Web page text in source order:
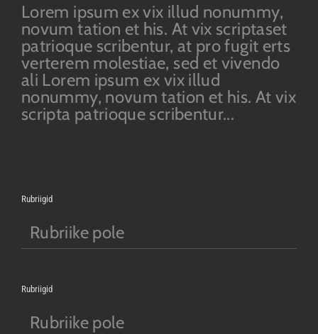
Lorem ipsum ex vix illud nonummy,
novum tation et his. At vix scriptaset
patrioque scribentur, at pro fugit erts
verterem molestiae, sed et vivendo
ali Lorem ipsum ex vix illud
nonummy, novum tation et his. At vix
scripta patrioque scribentur...
Rubriigid
Rubriike pole
Rubriigid
Rubriike pole